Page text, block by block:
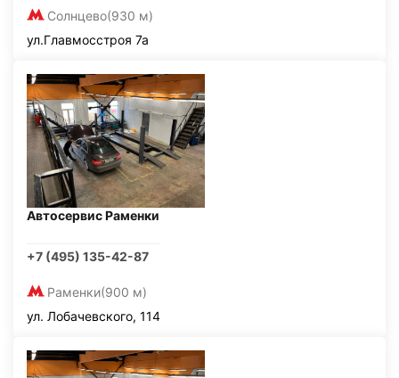
Солнцево(930 м)
ул.Главмосстроя 7а
Автосервис Раменки
+7 (495) 135-42-87
Раменки(900 м)
ул. Лобачевского, 114